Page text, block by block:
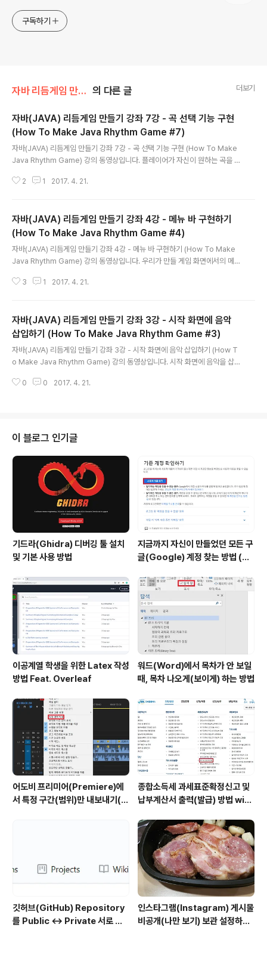
구독하기
자바 리듬게임 만들기 강좌 의 다른 글 더보기
자바(JAVA) 리듬게임 만들기 강좌 7강 - 곡 선택 기능 구현
(How To Make Java Rhythm Game #7)
자바(JAVA) 리듬게임 만들기 강좌 7강 - 곡 선택 기능 구현 (How To Make
Java Rhythm Game) 강의 동영상입니다. 플레이어가 자신이 원하는 곡을 버
하이라이트 부분이 재생되며 안정적으로 플레이어가 곡을 선택할 수 있도록 합
2 1 2017. 4. 21.
자바(JAVA) 리듬게임 만들기 강좌 4강 - 메뉴 바 구현하기
(How To Make Java Rhythm Game #4)
자바(JAVA) 리듬게임 만들기 강좌 4강 - 메뉴 바 구현하기 (How To Make
Java Rhythm Game) 강의 동영상입니다. 우리가 만들 게임 화면에서의 메뉴
동영상을 올립니다.
3 1 2017. 4. 21.
자바(JAVA) 리듬게임 만들기 강좌 3강 - 시작 화면에 음악
삽입하기 (How To Make Java Rhythm Game #3)
자바(JAVA) 리듬게임 만들기 강좌 3강 - 시작 화면에 음악 삽입하기 (How T
o Make Java Rhythm Game) 강의 동영상입니다. 시작 화면에 음악을 삽입
코드 & 강의 동영상을 올립니다.
0 0 2017. 4. 21.
이 블로그 인기글
기드라(Ghidra) 디버깅 툴 설치
및 기본 사용 방법
지금까지 자신이 만들었던 모든 구
글(Google) 계정 찾는 방법 (핸
이공계열 학생을 위한 Latex 작성
방법 Feat. Overleaf
워드(Word)에서 목차가 안 보일
때, 목차 나오게(보이게) 하는 방법
어도비 프리미어(Premiere)에
서 특정 구간(범위)만 내보내기(출
종합소득세 과세표준확정신고 및
납부계산서 출력(발급) 방법 with
깃허브(GitHub) Repository
를 Public ↔ Private 서로 변
인스타그램(Instagram) 게시물
비공개(나만 보기) 보관 설정하는